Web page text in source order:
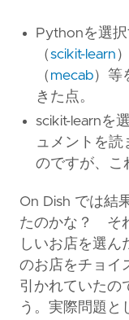
Pythonを選
（scikit-learn
（ mecab）等
きた点。
scikit-learnを
ュメントを読
のですが、こ
On Dish では結
たのかな？ そ
しいお店を選ん
のお店をチョイ
引かれていたの
う。実際問題と